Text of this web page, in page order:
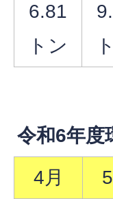
6.81
トン
令和6年度
4月